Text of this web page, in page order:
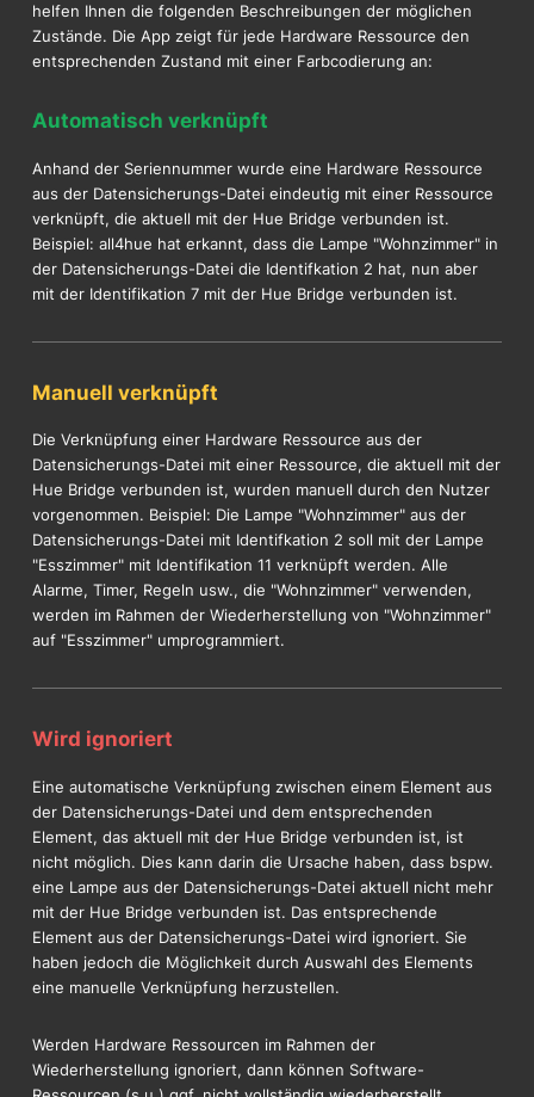
helfen Ihnen die folgenden Beschreibungen der möglichen
Zustände. Die App zeigt für jede Hardware Ressource den
entsprechenden Zustand mit einer Farbcodierung an:
Automatisch verknüpft
Anhand der Seriennummer wurde eine Hardware Ressource
aus der Datensicherungs-Datei eindeutig mit einer Ressource
verknüpft, die aktuell mit der Hue Bridge verbunden ist.
Beispiel: all4hue hat erkannt, dass die Lampe "Wohnzimmer" in
der Datensicherungs-Datei die Identifkation 2 hat, nun aber
mit der Identifikation 7 mit der Hue Bridge verbunden ist.
Manuell verknüpft
Die Verknüpfung einer Hardware Ressource aus der
Datensicherungs-Datei mit einer Ressource, die aktuell mit der
Hue Bridge verbunden ist, wurden manuell durch den Nutzer
vorgenommen. Beispiel: Die Lampe "Wohnzimmer" aus der
Datensicherungs-Datei mit Identifkation 2 soll mit der Lampe
"Esszimmer" mit Identifikation 11 verknüpft werden. Alle
Alarme, Timer, Regeln usw., die "Wohnzimmer" verwenden,
werden im Rahmen der Wiederherstellung von "Wohnzimmer"
auf "Esszimmer" umprogrammiert.
Wird ignoriert
Eine automatische Verknüpfung zwischen einem Element aus
der Datensicherungs-Datei und dem entsprechenden
Element, das aktuell mit der Hue Bridge verbunden ist, ist
nicht möglich. Dies kann darin die Ursache haben, dass bspw.
eine Lampe aus der Datensicherungs-Datei aktuell nicht mehr
mit der Hue Bridge verbunden ist. Das entsprechende
Element aus der Datensicherungs-Datei wird ignoriert. Sie
haben jedoch die Möglichkeit durch Auswahl des Elements
eine manuelle Verknüpfung herzustellen.
Werden Hardware Ressourcen im Rahmen der
Wiederherstellung ignoriert, dann können Software-